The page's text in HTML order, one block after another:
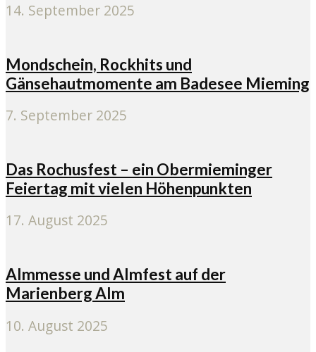
14. September 2025
Mondschein, Rockhits und
Gänsehautmomente am Badesee Mieming
7. September 2025
Das Rochusfest – ein Obermieminger
Feiertag mit vielen Höhenpunkten
17. August 2025
Almmesse und Almfest auf der
Marienberg Alm
10. August 2025